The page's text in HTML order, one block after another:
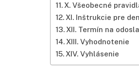
X. Všeobecné
XI. Inštrukcie pre
XII. Termín na
XIII. Vyhodnotenie
XIV. Vyhlásenie